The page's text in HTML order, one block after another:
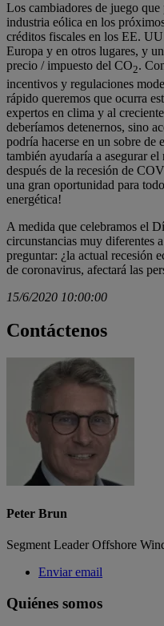
Los cambiadores de juego
industria eólica en los
créditos fiscales en los EE.
Europa y en otros lugares, y
precio / impuesto del CO2.
incentivos y regulaciones
rápido queremos que ocurra
expertos en clima y al
deberíamos detenernos, sino
podría hacerse en un sobre de
también ayudaría a asegurar
después de la recesión de
una gran oportunidad para
energética!
A medida que celebramos el
circunstancias muy diferentes
preguntar: ¿la actual recesión
de coronavirus, afectará las
15/6/2020 10:00:00
Contáctenos
Peter Brun
Segment Leader Offshore
Enviar email
Quiénes somos